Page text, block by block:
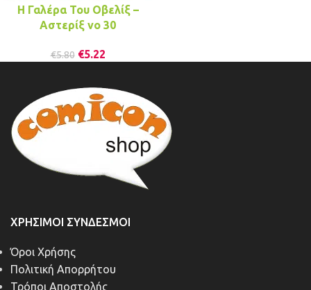
Η Γαλέρα Του Οβελίξ –
Αστερίξ νo 30
€5.80 €5.22
ΧΡΉΣΙΜΟΙ ΣΎΝΔΕΣΜΟΙ
Όροι Χρήσης
Πολιτική Απορρήτου
Τρόποι Αποστολής